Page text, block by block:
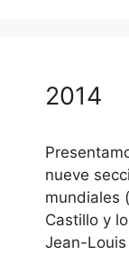
2014
nueve
mundiales
Castillo y
Jean-